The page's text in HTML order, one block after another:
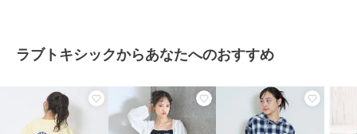
素材
レーヨン85%
商品のお取り扱い方法
お手入れ
洗濯方法は商品タグをご確認くだ
ラブトキシックからあなたへのおすすめ